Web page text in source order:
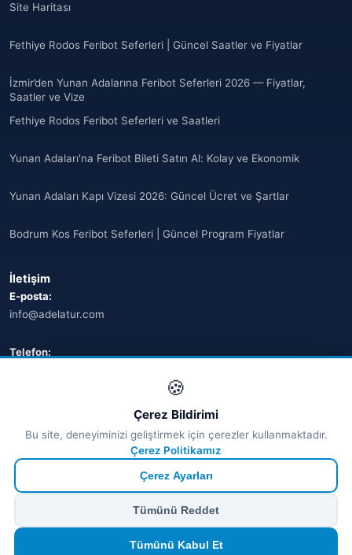
Site Haritası
Fethiye Rodos Feribot Seferleri | Güncel Saatler ve Fiyatlar
İzmir’den Yunan Adalarına Feribot Seferleri 2026 — Fiyatlar,
Saatler ve Vize
Fethiye Rodos Feribot Seferleri ve Saatleri
Yunan Adaları'na Feribot Bileti Satın Al: Kolay ve Ekonomik
Yunan Adaları Kapı Vizesi 2026: Güncel Ücret ve Şartlar
Bodrum Kos Feribot Seferleri | Güncel Program Fiyatlar
İletişim
E-posta:
info@adelatur.com
Telefon:
💬 WhatsApp
€ EUR $ USD
🍪
Çerez Bildirimi
Bu site, deneyiminizi geliştirmek için çerezler kullanmaktadır.
Çerez Politikamız
Çerez Ayarları
Tümünü Reddet
Tümünü Kabul Et